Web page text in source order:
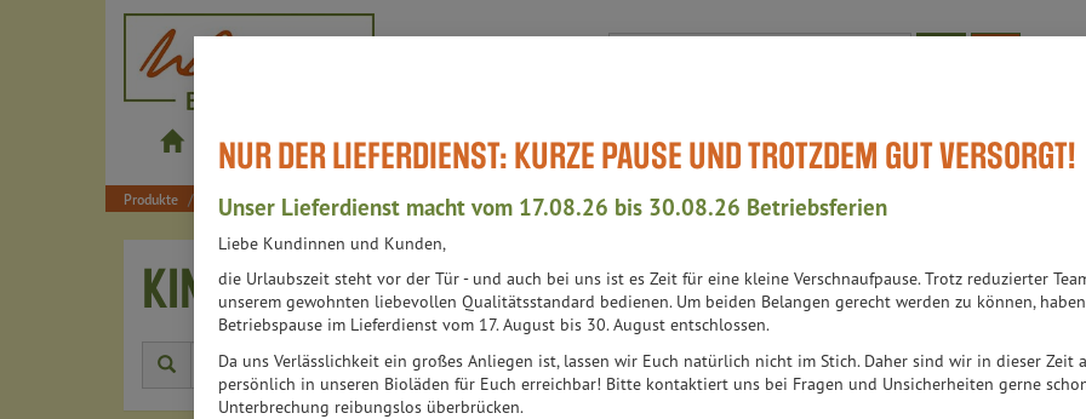
Produkt
wedde.bio
LieferdienstProdukte Shop Bistros Bioläden WissensWert Aktuell-Events Teil des Teams Auch
Produkte Lebensmittel Kaffee, Tee, Kakao Kindertee
NUR DER LIEFERDIENST: KURZE PAUSE UND TROTZDEM GUT VERSORGT!
Unser Lieferdienst macht vom 17.08.26 bis 30.08.26 Betriebsferien
Liebe Kundinnen und Kunden,
die Urlaubszeit steht vor der Tür - und auch bei uns ist es Zeit für eine kleine Verschnaufpause. Trotz reduzierter
unserem gewohnten liebevollen Qualitätsstandard bedienen. Um beiden Belangen gerecht werden zu können,
Betriebspause im Lieferdienst vom 17. August bis 30. August entschlossen.
Da uns Verlässlichkeit ein großes Anliegen ist, lassen wir Euch natürlich nicht im Stich. Daher sind wir in dieser
persönlich in unseren Bioläden für Euch erreichbar! Bitte kontaktiert uns bei Fragen und Unsicherheiten gerne
Unterbrechung reibungslos überbrücken.
KINDERTEE 2 VON 6314
Hersteller Ernährung Allergene